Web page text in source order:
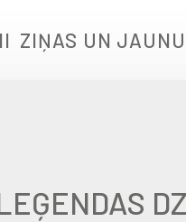
ZIŅAS UN